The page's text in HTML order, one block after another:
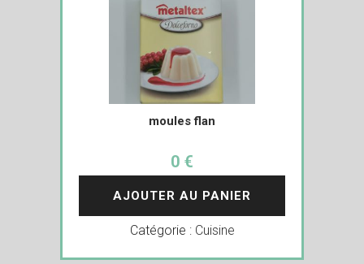
moules flan
0 €
AJOUTER AU PANIER
Catégorie : Cuisine